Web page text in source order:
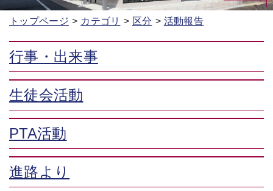
トップページ カテゴリ 区分 活動報告
行事・出来事
生徒会活動
PTA活動
進路より